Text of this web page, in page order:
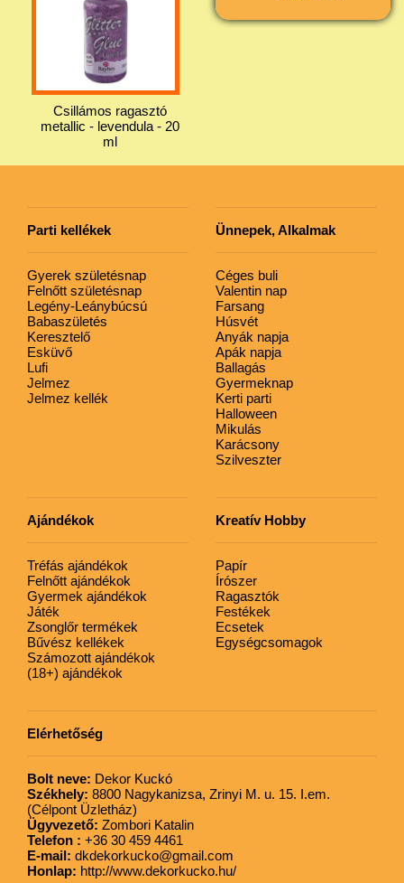
Csillámos ragasztó
metallic - levendula - 20
ml
Parti kellékek
Gyerek születésnap
Felnőtt születésnap
Legény-Leánybúcsú
Babaszületés
Keresztelő
Esküvő
Lufi
Jelmez
Jelmez kellék
Ünnepek, Alkalmak
Céges buli
Valentin nap
Farsang
Húsvét
Anyák napja
Apák napja
Ballagás
Gyermeknap
Kerti parti
Halloween
Mikulás
Karácsony
Szilveszter
Ajándékok
Tréfás ajándékok
Felnőtt ajándékok
Gyermek ajándékok
Játék
Zsonglőr termékek
Bűvész kellékek
Számozott ajándékok
(18+) ajándékok
Kreatív Hobby
Papír
Írószer
Ragasztók
Festékek
Ecsetek
Egységcsomagok
Elérhetőség
Bolt neve: Dekor Kuckó
Székhely: 8800 Nagykanizsa, Zrinyi M. u. 15. I.em.
(Célpont Üzletház)
Ügyvezető: Zombori Katalin
Telefon : +36 30 459 4461
E-mail: dkdekorkucko@gmail.com
Honlap: http://www.dekorkucko.hu/